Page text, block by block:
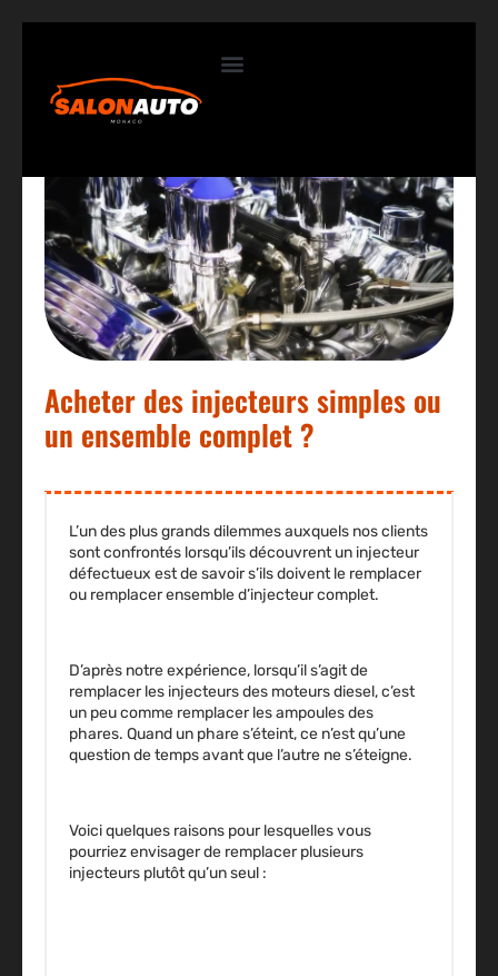
Acheter des injecteurs simples ou
un ensemble complet ?
L’un des plus grands dilemmes auxquels nos clients
sont confrontés lorsqu’ils découvrent un injecteur
défectueux est de savoir s’ils doivent le remplacer
ou remplacer ensemble d’injecteur complet.
D’après notre expérience, lorsqu’il s’agit de
remplacer les injecteurs des moteurs diesel, c’est
un peu comme remplacer les ampoules des
phares. Quand un phare s’éteint, ce n’est qu’une
question de temps avant que l’autre ne s’éteigne.
Voici quelques raisons pour lesquelles vous
pourriez envisager de remplacer plusieurs
injecteurs plutôt qu’un seul :